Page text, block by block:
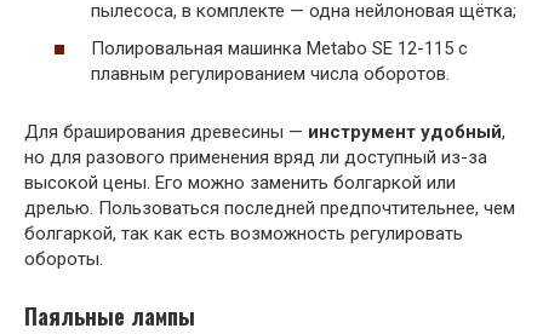
пылесоса, в комплекте — одна нейлоновая щётка;
Полировальная машинка Metabo SE 12-115 с
плавным регулированием числа оборотов.
Для браширования древесины — инструмент удобный,
но для разового применения вряд ли доступный из-за
высокой цены. Его можно заменить болгаркой или
дрелью. Пользоваться последней предпочтительнее, чем
болгаркой, так как есть возможность регулировать
обороты.
Паяльные лампы